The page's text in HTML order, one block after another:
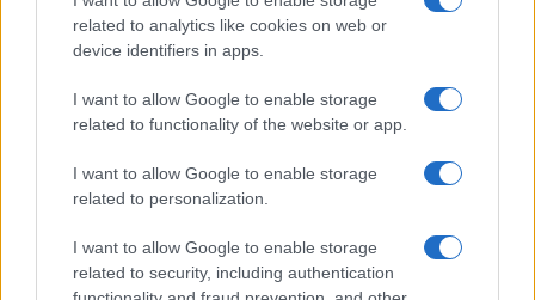
related to analytics like cookies on web or
device identifiers in apps.
I want to allow Google to enable storage
related to functionality of the website or app.
I want to allow Google to enable storage
related to personalization.
I want to allow Google to enable storage
related to security, including authentication
1,038 mld del 2017è passato ai 900 milioni di
fine 2018.
#BANCHE #RISPARMI
Pagina
Precedente
PAGINA